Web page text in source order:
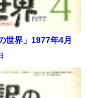
世界」1977年4月